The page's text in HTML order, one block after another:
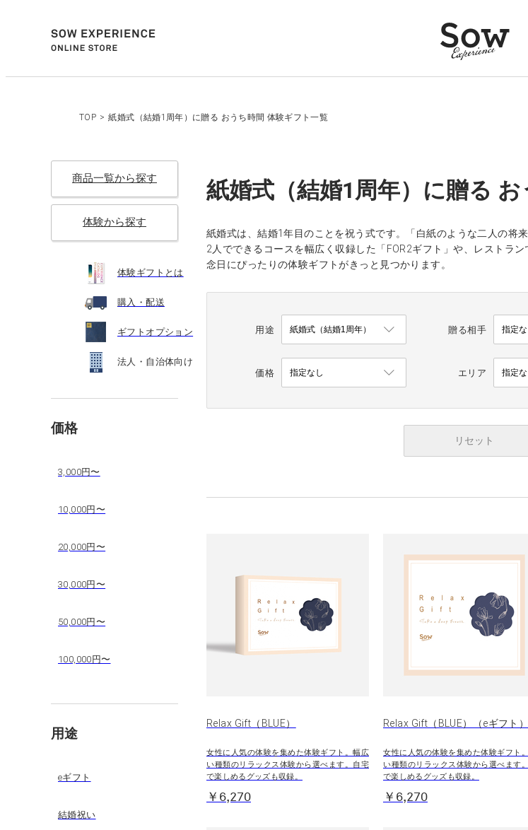
TOP > 紙婚式（結婚1周年）に贈る おうち時間 体験ギフト一覧
商品一覧から探す
体験から探す
体験ギフトとは
購入・配送
ギフトオプション
法人・自治体向け
価格
3,000円〜
10,000円〜
20,000円〜
30,000円〜
50,000円〜
100,000円〜
用途
eギフト
結婚祝い
紙婚式（結婚1周年）に贈る
紙婚式は、結婚1年目のことを祝う式です。「白紙のような二人の将
2人でできるコースを幅広く収録した「FOR2ギフト」や、レストラ
念日にぴったりの体験ギフトがきっと見つかります。
用途 贈る相手
価格 エリア
リセット
Relax Gift（BLUE）
女性に人気の体験を集めた体験ギフト。幅広
い種類のリラックス体験から選べます。自宅
で楽しめるグッズも収録。
￥6,270
Relax Gift（BLUE）（eギフト）
女性に人気の体験を集めた体験ギフト
い種類のリラックス体験から選べます
で楽しめるグッズも収録。
￥6,270